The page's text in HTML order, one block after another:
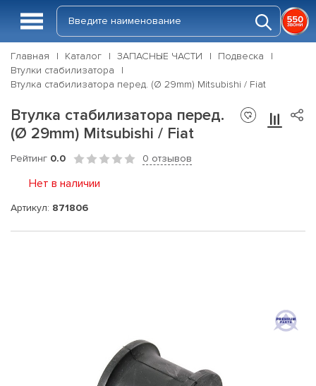
Главная Каталог ЗАПАСНЫЕ ЧАСТИ
Подвеска
Втулки стабилизатора
Втулка стабилизатора перед. (Ø 29mm) Mitsubishi / Fiat
Втулка стабилизатора перед.
(Ø 29mm) Mitsubishi / Fiat
Рейтинг 0.0 0 отзывов
Нет в наличии
Артикул: 871806